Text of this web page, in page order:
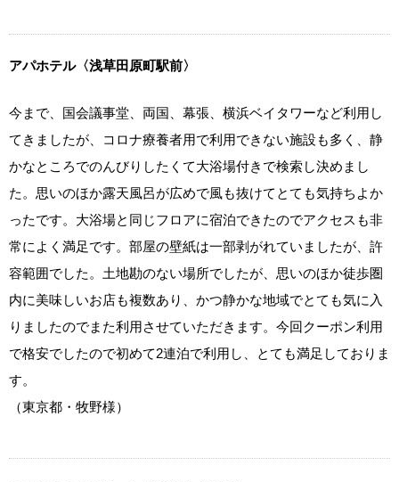
アパホテル〈浅草田原町駅前〉
今まで、国会議事堂、両国、幕張、横浜ベイタワーなど利用し
てきましたが、コロナ療養者用で利用できない施設も多く、静
かなところでのんびりしたくて大浴場付きで検索し決めまし
た。思いのほか露天風呂が広めで風も抜けてとても気持ちよか
ったです。大浴場と同じフロアに宿泊できたのでアクセスも非
常によく満足です。部屋の壁紙は一部剥がれていましたが、許
容範囲でした。土地勘のない場所でしたが、思いのほか徒歩圏
内に美味しいお店も複数あり、かつ静かな地域でとても気に入
りましたのでまた利用させていただきます。今回クーポン利用
で格安でしたので初めて2連泊で利用し、とても満足しておりま
す。
（東京都・牧野様）